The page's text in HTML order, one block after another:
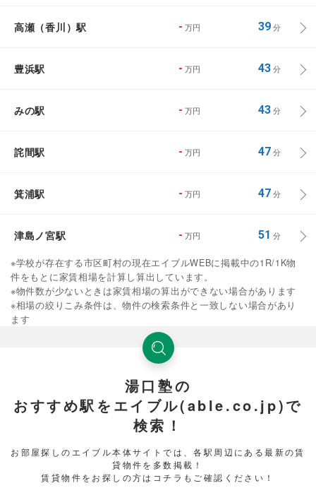
高瀬（香川）駅 - 万円 39分
豊浜駅 - 万円 43分
みの駅 - 万円 43分
詫間駅 - 万円 47分
箕浦駅 - 万円 47分
津島ノ宮駅 - 万円 51 分
※学校が存在する市区町村の現在エイブルWEBに掲載中の1R/1K物
件をもとに家賃相場を計算し算出しています。
※物件数が少ないときは家賃相場の算出ができない場合があります
※相場の絞りこみ条件は、物件の検索条件と一致しない場合があり
ます
湯口塾の
おすすめ駅をエイブル(able.co.jp)で
検索！
お部屋探しのエイブル本体サイトでは、各駅周辺にある最新の賃
貸物件を多数掲載！
賃貸物件をお探しの方はコチラもご確認ください！